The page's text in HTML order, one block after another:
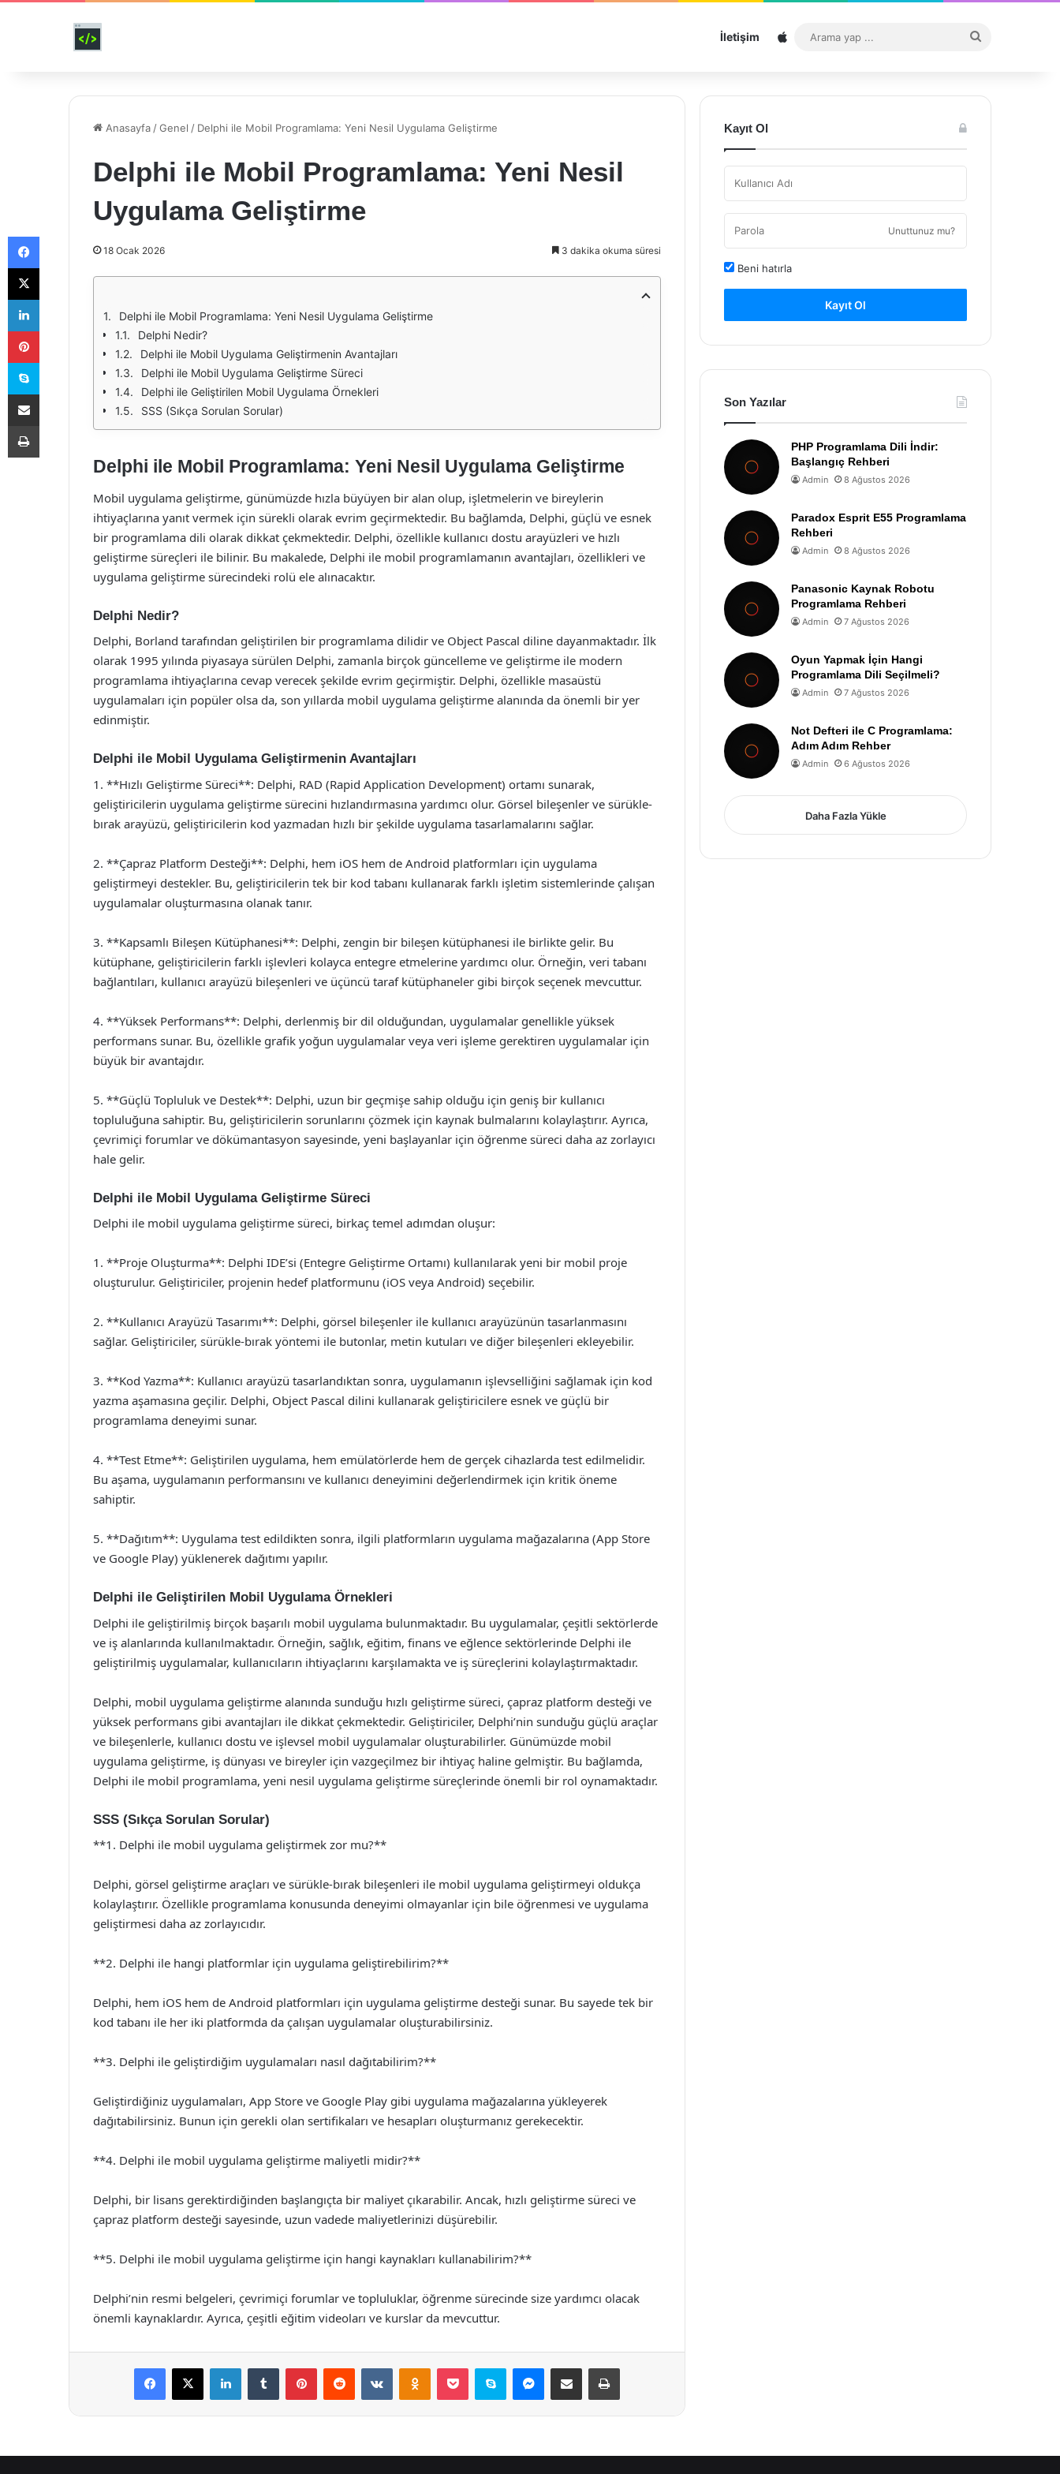
İletişim Sitemap
...
Anasayfa /Genel / Delphi ile Mobil Programlama: Yeni Nesil Uygulama Geliştirme
Delphi ile Mobil Programlama: Yeni Nesil
Uygulama Geliştirme
18 Ocak 2026 3 dakika okuma süresi
Delphi ile Mobil Programlama: Yeni Nesil Uygulama Geliştirme
Delphi Nedir?
Delphi ile Mobil Uygulama Geliştirmenin Avantajları
Delphi ile Mobil Uygulama Geliştirme Süreci
Delphi ile Geliştirilen Mobil Uygulama Örnekleri
SSS (Sıkça Sorulan Sorular)
Delphi ile Mobil Programlama: Yeni Nesil Uygulama Geliştirme
Mobil uygulama geliştirme, günümüzde hızla büyüyen bir alan olup, işletmelerin ve bireylerin
ihtiyaçlarına yanıt vermek için sürekli olarak evrim geçirmektedir. Bu bağlamda, Delphi, güçlü ve esnek
bir programlama dili olarak dikkat çekmektedir. Delphi, özellikle kullanıcı dostu arayüzleri ve hızlı
geliştirme süreçleri ile bilinir. Bu makalede, Delphi ile mobil programlamanın avantajları, özellikleri ve
uygulama geliştirme sürecindeki rolü ele alınacaktır.
Delphi Nedir?
Delphi, Borland tarafından geliştirilen bir programlama dilidir ve Object Pascal diline dayanmaktadır. İlk
olarak 1995 yılında piyasaya sürülen Delphi, zamanla birçok güncelleme ve geliştirme ile modern
programlama ihtiyaçlarına cevap verecek şekilde evrim geçirmiştir. Delphi, özellikle masaüstü
uygulamaları için popüler olsa da, son yıllarda mobil uygulama geliştirme alanında da önemli bir yer
edinmiştir.
Delphi ile Mobil Uygulama Geliştirmenin Avantajları
1. **Hızlı Geliştirme Süreci**: Delphi, RAD (Rapid Application Development) ortamı sunarak,
geliştiricilerin uygulama geliştirme sürecini hızlandırmasına yardımcı olur. Görsel bileşenler ve sürükle-
bırak arayüzü, geliştiricilerin kod yazmadan hızlı bir şekilde uygulama tasarlamalarını sağlar.
2. **Çapraz Platform Desteği**: Delphi, hem iOS hem de Android platformları için uygulama
geliştirmeyi destekler. Bu, geliştiricilerin tek bir kod tabanı kullanarak farklı işletim sistemlerinde çalışan
uygulamalar oluşturmasına olanak tanır.
3. **Kapsamlı Bileşen Kütüphanesi**: Delphi, zengin bir bileşen kütüphanesi ile birlikte gelir. Bu
kütüphane, geliştiricilerin farklı işlevleri kolayca entegre etmelerine yardımcı olur. Örneğin, veri tabanı
bağlantıları, kullanıcı arayüzü bileşenleri ve üçüncü taraf kütüphaneler gibi birçok seçenek mevcuttur.
4. **Yüksek Performans**: Delphi, derlenmiş bir dil olduğundan, uygulamalar genellikle yüksek
performans sunar. Bu, özellikle grafik yoğun uygulamalar veya veri işleme gerektiren uygulamalar için
büyük bir avantajdır.
5. **Güçlü Topluluk ve Destek**: Delphi, uzun bir geçmişe sahip olduğu için geniş bir kullanıcı
topluluğuna sahiptir. Bu, geliştiricilerin sorunlarını çözmek için kaynak bulmalarını kolaylaştırır. Ayrıca,
çevrimiçi forumlar ve dökümantasyon sayesinde, yeni başlayanlar için öğrenme süreci daha az zorlayıcı
hale gelir.
Delphi ile Mobil Uygulama Geliştirme Süreci
Delphi ile mobil uygulama geliştirme süreci, birkaç temel adımdan oluşur:
1. **Proje Oluşturma**: Delphi IDE’si (Entegre Geliştirme Ortamı) kullanılarak yeni bir mobil proje
oluşturulur. Geliştiriciler, projenin hedef platformunu (iOS veya Android) seçebilir.
2. **Kullanıcı Arayüzü Tasarımı**: Delphi, görsel bileşenler ile kullanıcı arayüzünün tasarlanmasını
sağlar. Geliştiriciler, sürükle-bırak yöntemi ile butonlar, metin kutuları ve diğer bileşenleri ekleyebilir.
3. **Kod Yazma**: Kullanıcı arayüzü tasarlandıktan sonra, uygulamanın işlevselliğini sağlamak için kod
yazma aşamasına geçilir. Delphi, Object Pascal dilini kullanarak geliştiricilere esnek ve güçlü bir
programlama deneyimi sunar.
4. **Test Etme**: Geliştirilen uygulama, hem emülatörlerde hem de gerçek cihazlarda test edilmelidir.
Bu aşama, uygulamanın performansını ve kullanıcı deneyimini değerlendirmek için kritik öneme
sahiptir.
5. **Dağıtım**: Uygulama test edildikten sonra, ilgili platformların uygulama mağazalarına (App Store
ve Google Play) yüklenerek dağıtımı yapılır.
Delphi ile Geliştirilen Mobil Uygulama Örnekleri
Delphi ile geliştirilmiş birçok başarılı mobil uygulama bulunmaktadır. Bu uygulamalar, çeşitli sektörlerde
ve iş alanlarında kullanılmaktadır. Örneğin, sağlık, eğitim, finans ve eğlence sektörlerinde Delphi ile
geliştirilmiş uygulamalar, kullanıcıların ihtiyaçlarını karşılamakta ve iş süreçlerini kolaylaştırmaktadır.
Delphi, mobil uygulama geliştirme alanında sunduğu hızlı geliştirme süreci, çapraz platform desteği ve
yüksek performans gibi avantajları ile dikkat çekmektedir. Geliştiriciler, Delphi’nin sunduğu güçlü araçlar
ve bileşenlerle, kullanıcı dostu ve işlevsel mobil uygulamalar oluşturabilirler. Günümüzde mobil
uygulama geliştirme, iş dünyası ve bireyler için vazgeçilmez bir ihtiyaç haline gelmiştir. Bu bağlamda,
Delphi ile mobil programlama, yeni nesil uygulama geliştirme süreçlerinde önemli bir rol oynamaktadır.
SSS (Sıkça Sorulan Sorular)
**1. Delphi ile mobil uygulama geliştirmek zor mu?**
Delphi, görsel geliştirme araçları ve sürükle-bırak bileşenleri ile mobil uygulama geliştirmeyi oldukça
kolaylaştırır. Özellikle programlama konusunda deneyimi olmayanlar için bile öğrenmesi ve uygulama
geliştirmesi daha az zorlayıcıdır.
**2. Delphi ile hangi platformlar için uygulama geliştirebilirim?**
Delphi, hem iOS hem de Android platformları için uygulama geliştirme desteği sunar. Bu sayede tek bir
kod tabanı ile her iki platformda da çalışan uygulamalar oluşturabilirsiniz.
**3. Delphi ile geliştirdiğim uygulamaları nasıl dağıtabilirim?**
Geliştirdiğiniz uygulamaları, App Store ve Google Play gibi uygulama mağazalarına yükleyerek
dağıtabilirsiniz. Bunun için gerekli olan sertifikaları ve hesapları oluşturmanız gerekecektir.
**4. Delphi ile mobil uygulama geliştirme maliyetli midir?**
Delphi, bir lisans gerektirdiğinden başlangıçta bir maliyet çıkarabilir. Ancak, hızlı geliştirme süreci ve
çapraz platform desteği sayesinde, uzun vadede maliyetlerinizi düşürebilir.
**5. Delphi ile mobil uygulama geliştirme için hangi kaynakları kullanabilirim?**
Delphi’nin resmi belgeleri, çevrimiçi forumlar ve topluluklar, öğrenme sürecinde size yardımcı olacak
önemli kaynaklardır. Ayrıca, çeşitli eğitim videoları ve kurslar da mevcuttur.
Facebook
X LinkedInTumblr PinterestReddit VKontakteOdnoklassniki
Pocket Skype Messenger
E-Posta ile paylaş Yazdır
Kayıt Ol
Unuttunuz mu?
Beni hatırla
Kayıt Ol
Son Yazılar
PHP Programlama Dili İndir:
Başlangıç Rehberi
Admin 8 Ağustos 2026
Paradox Esprit E55 Programlama
Rehberi
Admin 8 Ağustos 2026
Panasonic Kaynak Robotu
Programlama Rehberi
Admin 7 Ağustos 2026
Oyun Yapmak İçin Hangi
Programlama Dili Seçilmeli?
Admin 7 Ağustos 2026
Not Defteri ile C Programlama:
Adım Adım Rehber
Admin 6 Ağustos 2026
Daha Fazla Yükle
Facebook
X
LinkedIn
Pinterest
Skype
E-Posta ile paylaş